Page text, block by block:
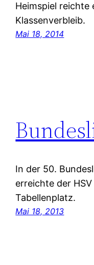
Heimspiel reichte
Klassenverbleib.
Mai 18, 2014
In der 50.
erreichte der
Tabellenplatz.
Mai 18, 2013